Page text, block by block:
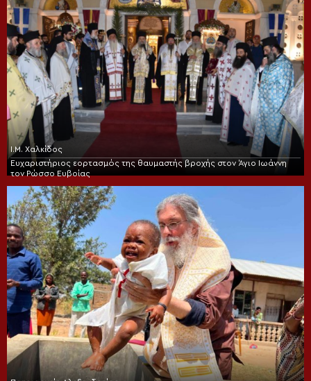
Ι.Μ. Χαλκίδος
Ευχαριστήριος εορτασμός της θαυμαστής βροχής στον Άγιο Ιωάννη
τον Ρώσσο Ευβοίας